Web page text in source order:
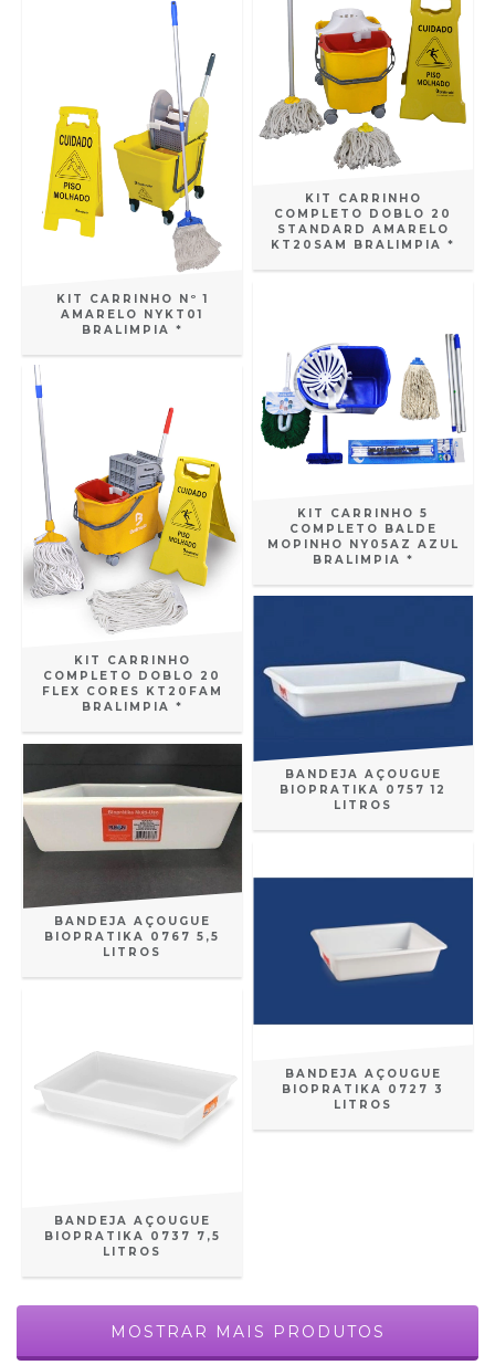
KIT CARRINHO Nº 1
AMARELO NYKT01
BRALIMPIA *
KIT CARRINHO
COMPLETO DOBLO 20
STANDARD AMARELO
KT20SAM BRALIMPIA *
KIT CARRINHO
COMPLETO DOBLO 20
FLEX CORES KT20FAM
BRALIMPIA *
KIT CARRINHO 5
COMPLETO BALDE
MOPINHO NY05AZ AZUL
BRALIMPIA *
BANDEJA AÇOUGUE
BIOPRATIKA 0767 5,5
LITROS
BANDEJA AÇOUGUE
BIOPRATIKA 0757 12
LITROS
BANDEJA AÇOUGUE
BIOPRATIKA 0737 7,5
LITROS
BANDEJA AÇOUGUE
BIOPRATIKA 0727 3
LITROS
MOSTRAR MAIS PRODUTOS